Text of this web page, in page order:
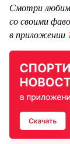
Смотри
со своими
в приложении